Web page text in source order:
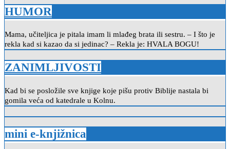
HUMOR
Mama, učiteljica je pitala imam li mlađeg brata ili sestru. – I što je
rekla kad si kazao da si jedinac? – Rekla je: HVALA BOGU!
ZANIMLJIVOSTI
Kad bi se posložile sve knjige koje pišu protiv Biblije nastala bi
gomila veća od katedrale u Kolnu.
mini e-knjižnica